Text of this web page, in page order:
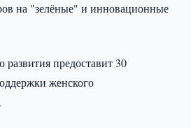
на "зелёные" и инновационные
развития предоставит 30
женского